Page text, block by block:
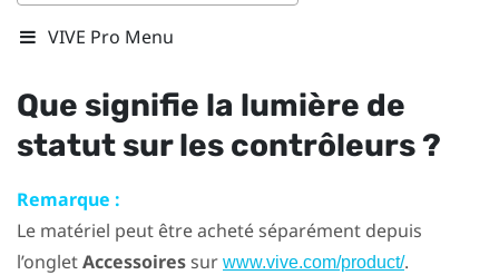
VIVE Pro Menu
Que signifie la lumière de
statut sur les contrôleurs ?
Remarque :
Le matériel peut être acheté séparément depuis
l’ongletAccessoiressur www.vive.com/product/.